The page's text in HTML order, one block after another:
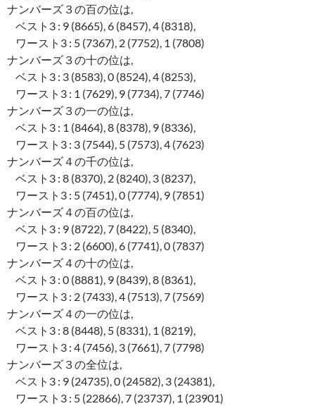
ナンバーズ３の百の位は,
ベスト3 : 9 (8665), 6 (8457), 4 (8318),
ワースト3 : 5 (7367), 2 (7752), 1 (7808)
ナンバーズ３の十の位は,
ベスト3 : 3 (8583), 0 (8524), 4 (8253),
ワースト3 : 1 (7629), 9 (7734), 7 (7746)
ナンバーズ３の一の位は,
ベスト3 : 1 (8464), 8 (8378), 9 (8336),
ワースト3 : 3 (7544), 5 (7573), 4 (7623)
ナンバーズ４の千の位は,
ベスト3 : 8 (8370), 2 (8240), 3 (8237),
ワースト3 : 5 (7451), 0 (7774), 9 (7851)
ナンバーズ４の百の位は,
ベスト3 : 9 (8722), 7 (8422), 5 (8340),
ワースト3 : 2 (6600), 6 (7741), 0 (7837)
ナンバーズ４の十の位は,
ベスト3 : 0 (8881), 9 (8439), 8 (8361),
ワースト3 : 2 (7433), 4 (7513), 7 (7569)
ナンバーズ４の一の位は,
ベスト3 : 8 (8448), 5 (8331), 1 (8219),
ワースト3 : 4 (7456), 3 (7661), 7 (7798)
ナンバーズ３の全位は,
ベスト3 : 9 (24735), 0 (24582), 3 (24381),
ワースト3 : 5 (22866), 7 (23737), 1 (23901)